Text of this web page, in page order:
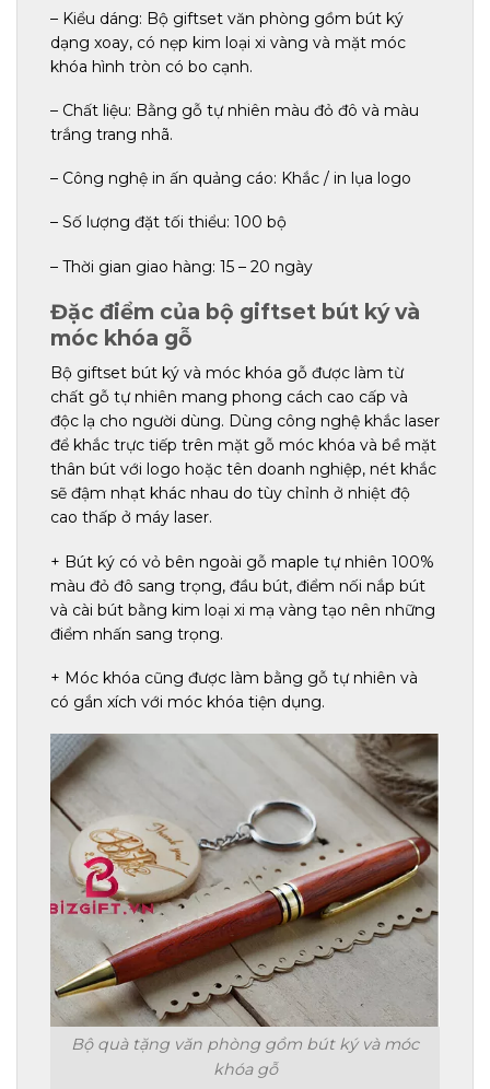
– Kiểu dáng: Bộ giftset văn phòng gồm bút ký
dạng xoay, có nẹp kim loại xi vàng và mặt móc
khóa hình tròn có bo cạnh.
– Chất liệu: Bằng gỗ tự nhiên màu đỏ đô và màu
trắng trang nhã.
– Công nghệ in ấn quảng cáo: Khắc / in lụa logo
– Số lượng đặt tối thiểu: 100 bộ
– Thời gian giao hàng: 15 – 20 ngày
Đặc điểm của bộ giftset bút ký và
móc khóa gỗ
Bộ giftset bút ký và móc khóa gỗ được làm từ
chất gỗ tự nhiên mang phong cách cao cấp và
độc lạ cho người dùng. Dùng công nghệ khắc laser
để khắc trực tiếp trên mặt gỗ móc khóa và bề mặt
thân bút với logo hoặc tên doanh nghiệp, nét khắc
sẽ đậm nhạt khác nhau do tùy chỉnh ở nhiệt độ
cao thấp ở máy laser.
+ Bút ký có vỏ bên ngoài gỗ maple tự nhiên 100%
màu đỏ đô sang trọng, đầu bút, điểm nối nắp bút
và cài bút bằng kim loại xi mạ vàng tạo nên những
điểm nhấn sang trọng.
+ Móc khóa cũng được làm bằng gỗ tự nhiên và
có gắn xích với móc khóa tiện dụng.
Bộ quà tặng văn phòng gồm bút ký và móc
khóa gỗ